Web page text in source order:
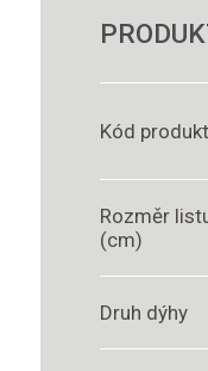
Kód
Rozměr
(cm)
Druh dýhy